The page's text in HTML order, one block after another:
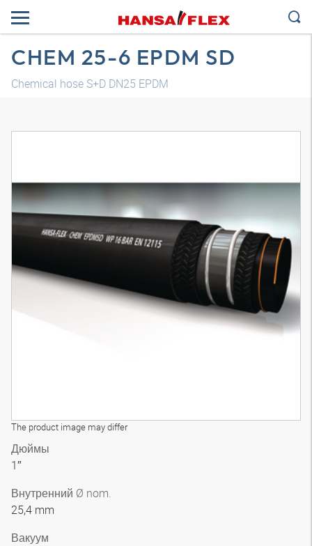
CHEM 25-6 EPDM SD
Chemical hose S+D DN25 EPDM
The product image may differ
Дюймы
1″
Внутренний Ø nom.
25,4 mm
Вакуум